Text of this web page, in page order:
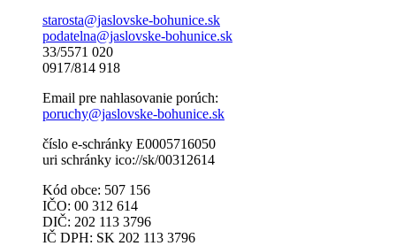
starosta@jaslovske-bohunice.sk
podatelna@jaslovske-bohunice.sk
33/5571 020
0917/814 918
Email pre nahlasovanie porúch:
poruchy@jaslovske-bohunice.sk
číslo e-schránky E0005716050
uri schránky ico://sk/00312614
Kód obce: 507 156
IČO: 00 312 614
DIČ: 202 113 3796
IČ DPH: SK 202 113 3796